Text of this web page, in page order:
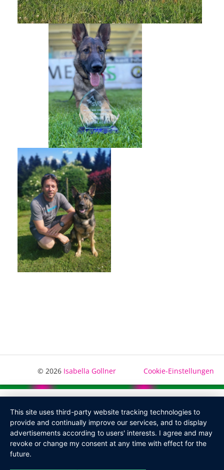
© 2026 Isabella Gollner Cookie-Einstellungen
This site uses third-party website tracking technologies to
provide and continually improve our services, and to display
advertisements according to users' interests. I agree and may
revoke or change my consent at any time with effect for the
future.